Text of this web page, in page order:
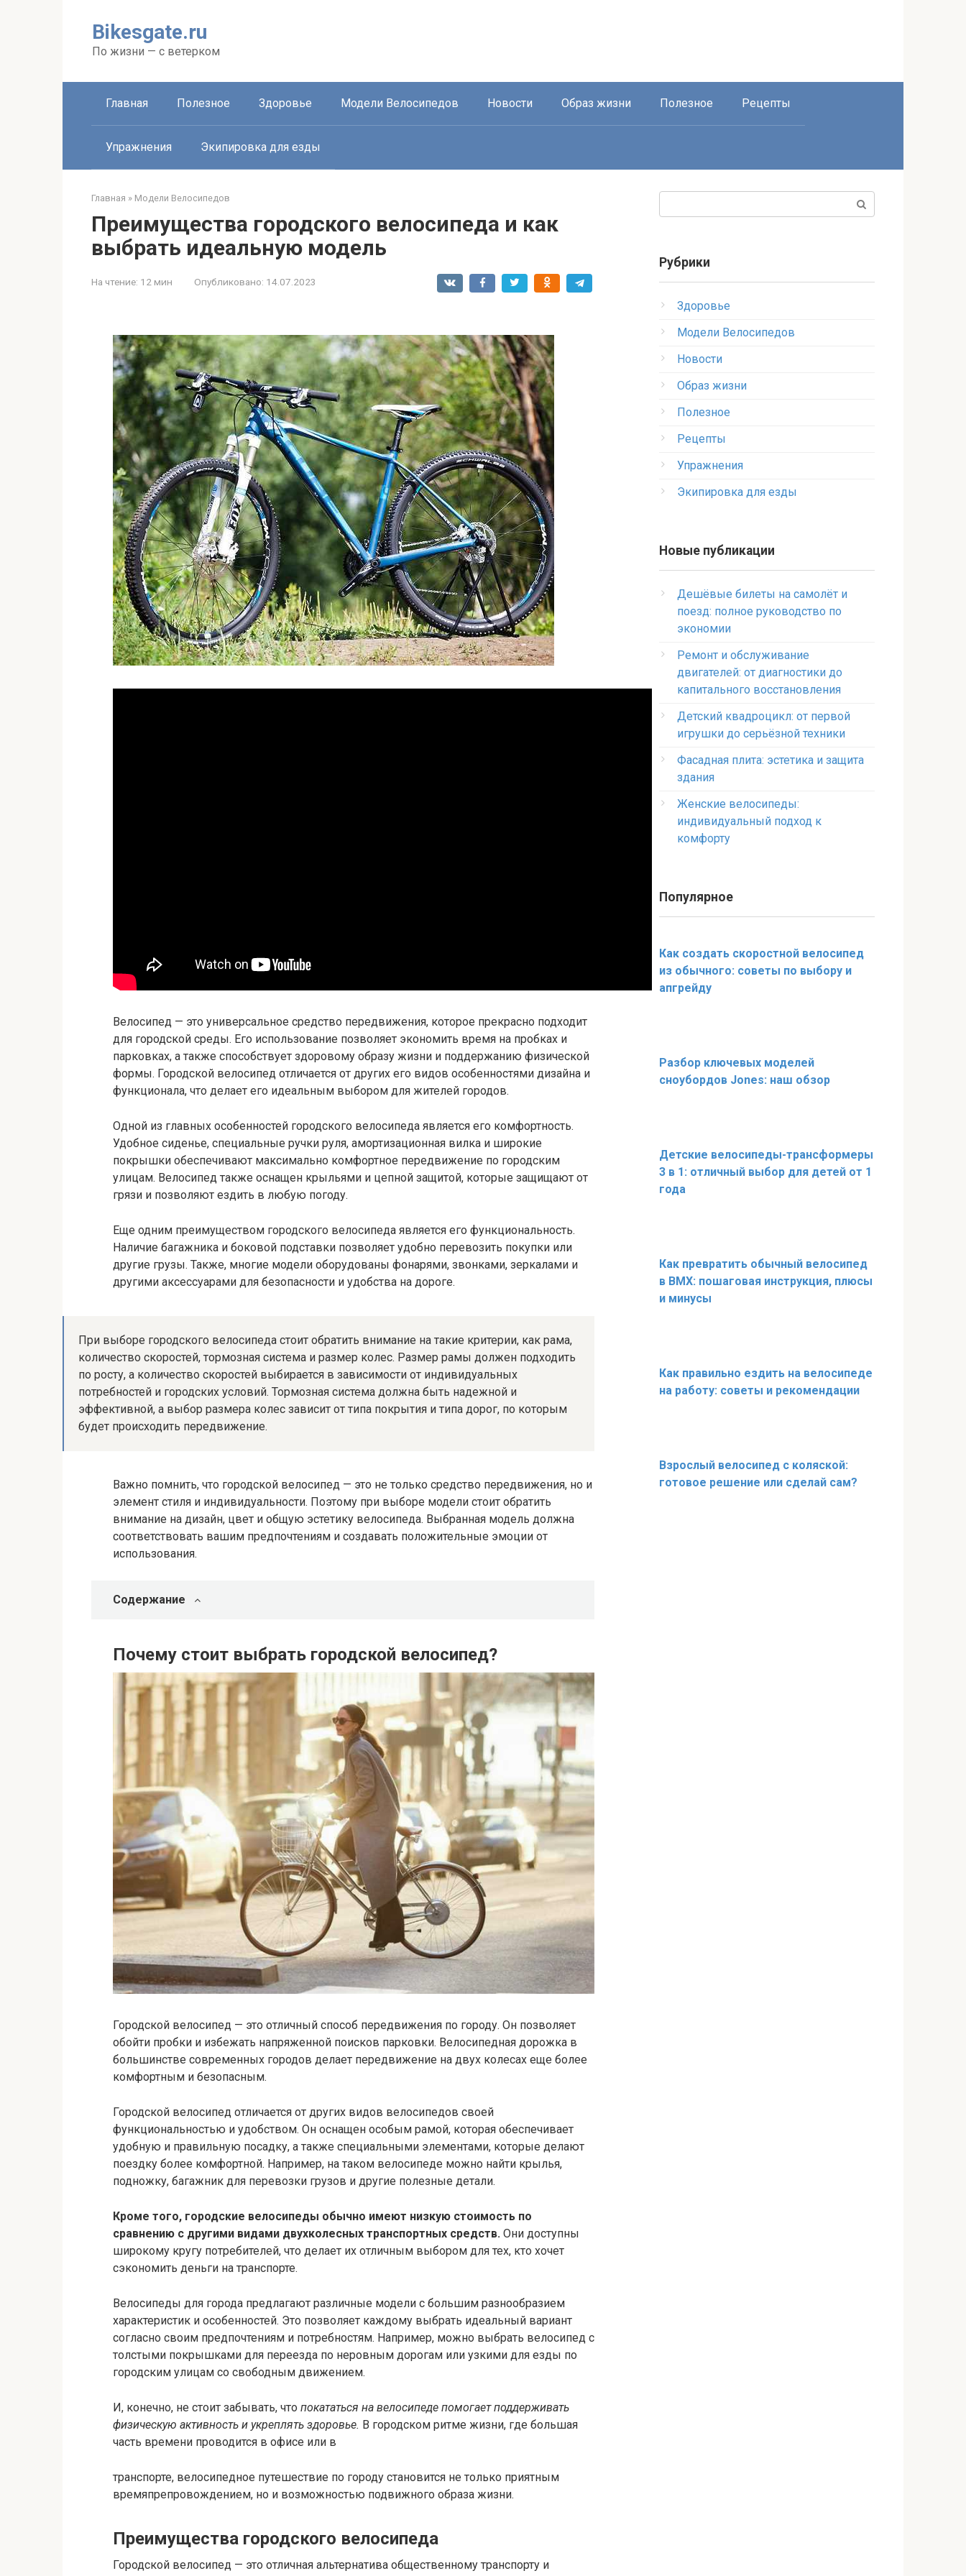
Bikesgate.ru
По жизни — с ветерком
Главная Полезное Здоровье Модели Велосипедов Новости Образ жизни Полезное Рецепты
Упражнения Экипировка для езды
Главная » Модели Велосипедов
Преимущества городского велосипеда и как
выбрать идеальную модель
На чтение: 12 мин Опубликовано: 14.07.2023
Велосипед — это универсальное средство передвижения, которое прекрасно подходит
для городской среды. Его использование позволяет экономить время на пробках и
парковках, а также способствует здоровому образу жизни и поддержанию физической
формы. Городской велосипед отличается от других его видов особенностями дизайна и
функционала, что делает его идеальным выбором для жителей городов.
Одной из главных особенностей городского велосипеда является его комфортность.
Удобное сиденье, специальные ручки руля, амортизационная вилка и широкие
покрышки обеспечивают максимально комфортное передвижение по городским
улицам. Велосипед также оснащен крыльями и цепной защитой, которые защищают от
грязи и позволяют ездить в любую погоду.
Еще одним преимуществом городского велосипеда является его функциональность.
Наличие багажника и боковой подставки позволяет удобно перевозить покупки или
другие грузы. Также, многие модели оборудованы фонарями, звонками, зеркалами и
другими аксессуарами для безопасности и удобства на дороге.
При выборе городского велосипеда стоит обратить внимание на такие критерии, как рама,
количество скоростей, тормозная система и размер колес. Размер рамы должен подходить
по росту, а количество скоростей выбирается в зависимости от индивидуальных
потребностей и городских условий. Тормозная система должна быть надежной и
эффективной, а выбор размера колес зависит от типа покрытия и типа дорог, по которым
будет происходить передвижение.
Важно помнить, что городской велосипед — это не только средство передвижения, но и
элемент стиля и индивидуальности. Поэтому при выборе модели стоит обратить
внимание на дизайн, цвет и общую эстетику велосипеда. Выбранная модель должна
соответствовать вашим предпочтениям и создавать положительные эмоции от
использования.
Содержание
Почему стоит выбрать городской велосипед?
Городской велосипед — это отличный способ передвижения по городу. Он позволяет
обойти пробки и избежать напряженной поисков парковки. Велосипедная дорожка в
большинстве современных городов делает передвижение на двух колесах еще более
комфортным и безопасным.
Городской велосипед отличается от других видов велосипедов своей
функциональностью и удобством. Он оснащен особым рамой, которая обеспечивает
удобную и правильную посадку, а также специальными элементами, которые делают
поездку более комфортной. Например, на таком велосипеде можно найти крылья,
подножку, багажник для перевозки грузов и другие полезные детали.
Кроме того, городские велосипеды обычно имеют низкую стоимость по
сравнению с другими видами двухколесных транспортных средств. Они доступны
широкому кругу потребителей, что делает их отличным выбором для тех, кто хочет
сэкономить деньги на транспорте.
Велосипеды для города предлагают различные модели с большим разнообразием
характеристик и особенностей. Это позволяет каждому выбрать идеальный вариант
согласно своим предпочтениям и потребностям. Например, можно выбрать велосипед с
толстыми покрышками для переезда по неровным дорогам или узкими для езды по
городским улицам со свободным движением.
И, конечно, не стоит забывать, что покататься на велосипеде помогает поддерживать
физическую активность и укреплять здоровье. В городском ритме жизни, где большая
часть времени проводится в офисе или в
транспорте, велосипедное путешествие по городу становится не только приятным
времяпрепровождением, но и возможностью подвижного образа жизни.
Преимущества городского велосипеда
Городской велосипед — это отличная альтернатива общественному транспорту и
Рубрики
Здоровье
Модели Велосипедов
Новости
Образ жизни
Полезное
Рецепты
Упражнения
Экипировка для езды
Новые публикации
Дешёвые билеты на самолёт и
поезд: полное руководство по
экономии
Ремонт и обслуживание
двигателей: от диагностики до
капитального восстановления
Детский квадроцикл: от первой
игрушки до серьёзной техники
Фасадная плита: эстетика и защита
здания
Женские велосипеды:
индивидуальный подход к
комфорту
Популярное
Как создать скоростной велосипед
из обычного: советы по выбору и
апгрейду
Разбор ключевых моделей
сноубордов Jones: наш обзор
Детские велосипеды-трансформеры
3 в 1: отличный выбор для детей от 1
года
Как превратить обычный велосипед
в BMX: пошаговая инструкция, плюсы
и минусы
Как правильно ездить на велосипеде
на работу: советы и рекомендации
Взрослый велосипед с коляской:
готовое решение или сделай сам?